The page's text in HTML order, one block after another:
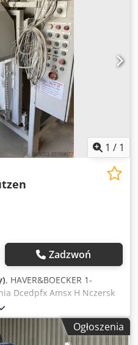
1 / 1
Zadzwoń
, HAVER&BOECKER 1-
Dcedpfx Amsx H Nczersk
Ogłoszenia